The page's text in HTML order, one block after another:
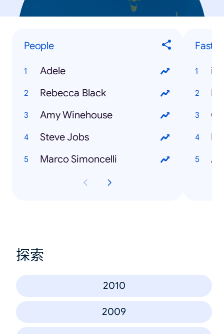
People
Adele
Rebecca Black
Amy Winehouse
Steve Jobs
Marco Simoncelli
探索
2010
2009